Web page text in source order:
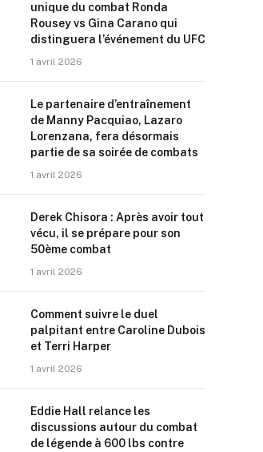
unique du combat Ronda
Rousey vs Gina Carano qui
distinguera l’événement du UFC
1 avril 2026
Le partenaire d’entraînement
de Manny Pacquiao, Lazaro
Lorenzana, fera désormais
partie de sa soirée de combats
1 avril 2026
Derek Chisora : Après avoir tout
vécu, il se prépare pour son
50ème combat
1 avril 2026
Comment suivre le duel
palpitant entre Caroline Dubois
et Terri Harper
1 avril 2026
Eddie Hall relance les
discussions autour du combat
de légende à 600 lbs contre